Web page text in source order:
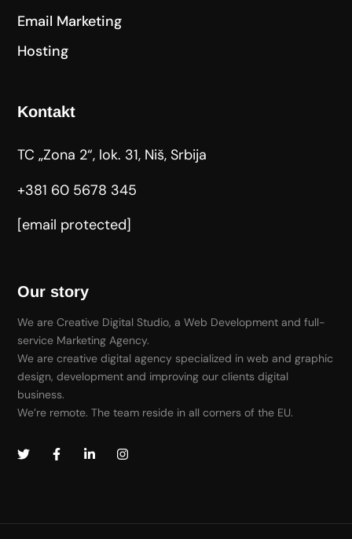
Email Marketing
Hosting
Kontakt
TC „Zona 2“, lok. 31, Niš, Srbija
+381 60 5678 345
[email protected]
Our story
We are Creative Digital Studio, a Web Development and full-
service Marketing Agency.
We are creative digital agency specialized in web and graphic
design, development and improving our clients digital
business.
We’re remote. The team reside in all corners of the EU.